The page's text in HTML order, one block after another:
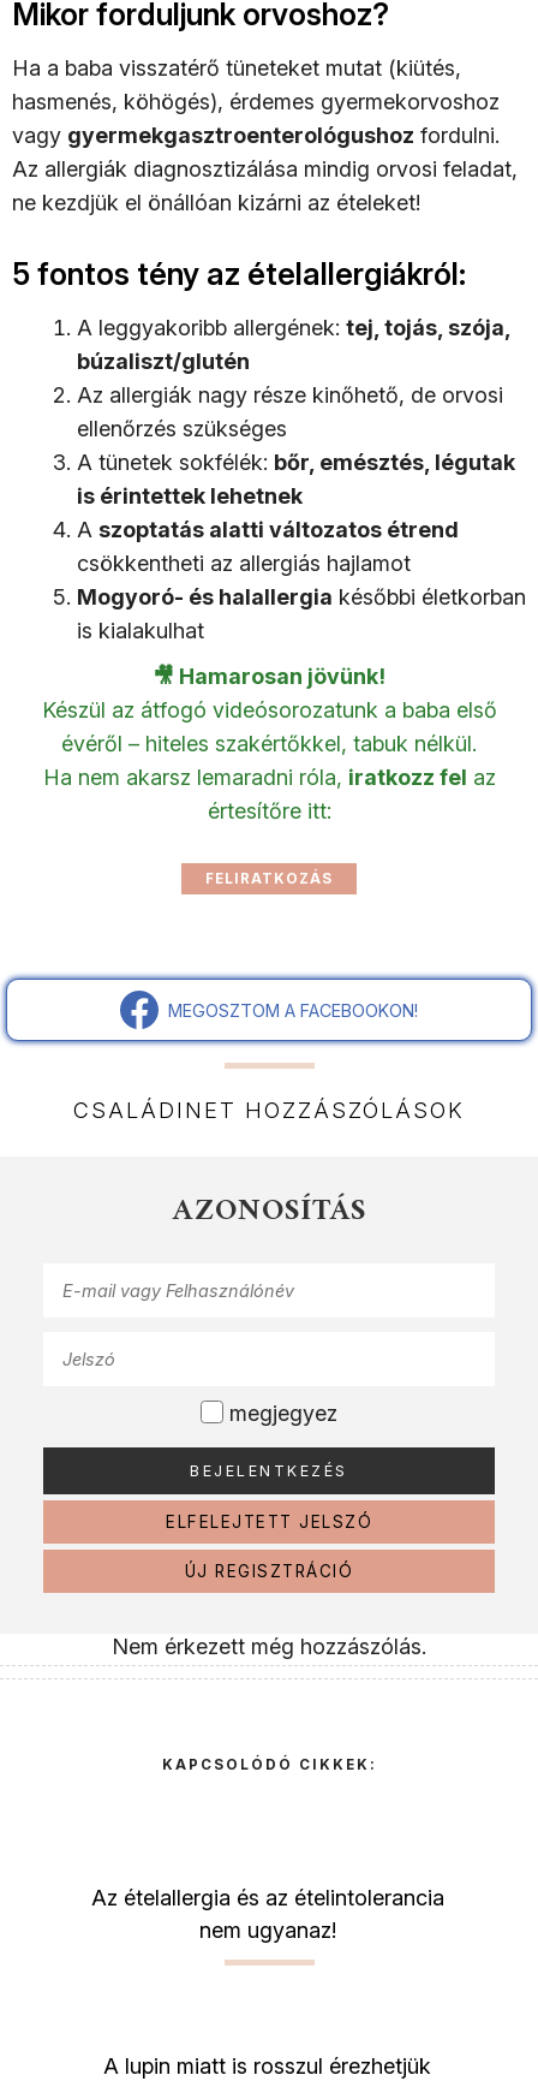
Mikor forduljunk orvoshoz?
Ha a baba visszatérő tüneteket mutat (kiütés,
hasmenés, köhögés), érdemes gyermekorvoshoz
vagy gyermekgasztroenterológushoz fordulni.
Az allergiák diagnosztizálása mindig orvosi feladat,
ne kezdjük el önállóan kizárni az ételeket!
5 fontos tény az ételallergiákról:
A leggyakoribb allergének: tej, tojás, szója,
búzaliszt/glutén
Az allergiák nagy része kinőhető, de orvosi
ellenőrzés szükséges
A tünetek sokfélék: bőr, emésztés, légutak
is érintettek lehetnek
A szoptatás alatti változatos étrend
csökkentheti az allergiás hajlamot
Mogyoró- és halallergia későbbi életkorban
is kialakulhat
🎥 Hamarosan jövünk!
Készül az átfogó videósorozatunk a baba első
évéről – hiteles szakértőkkel, tabuk nélkül.
Ha nem akarsz lemaradni róla, iratkozz fel az
értesítőre itt:
MEGOSZTOM A FACEBOOKON!
CSALÁDINET HOZZÁSZÓLÁSOK
AZONOSÍTÁS
megjegyez
ELFELEJTETT JELSZÓ
ÚJ REGISZTRÁCIÓ
Nem érkezett még hozzászólás.
KAPCSOLÓDÓ CIKKEK:
Az ételallergia és az ételintolerancia
nem ugyanaz!
A lupin miatt is rosszul érezhetjük